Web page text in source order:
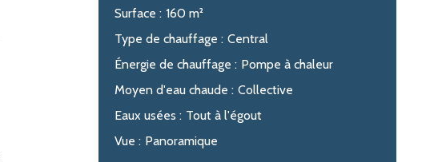
Surface
160 m²
Type de chauffage
Central
Énergie de chauffage
Pompe à chaleur
Moyen d'eau chaude
Collective
Eaux usées
Tout à l'égout
Vue
Panoramique